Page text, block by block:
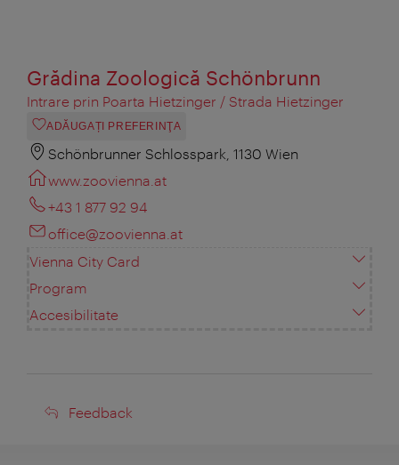
Grădina Zoologică Schönbrunn
Intrare prin Poarta Hietzinger / Strada Hietzinger
ADĂUGAȚI PREFERINŢA
Schönbrunner Schlosspark, 1130 Wien
www.zoovienna.at
+43 1 877 92 94
office@zoovienna.at
Vienna City Card
Program
Accesibilitate
Feedback
Feedback